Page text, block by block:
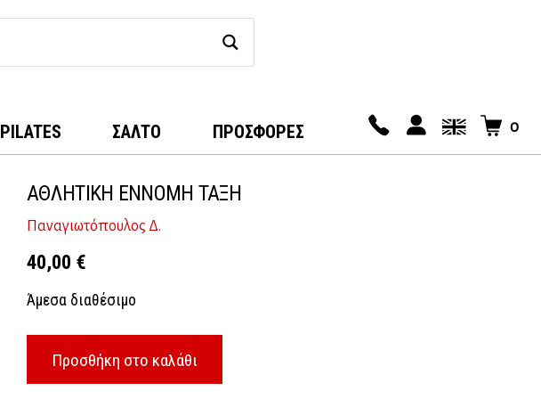
PILATES ΣΑΛΤΟ ΠΡΟΣΦΟΡΕΣ 0
ΑΘΛΗΤΙΚΗ ΕΝΝΟΜΗ ΤΑΞΗ
Παναγιωτόπουλος Δ.
40,00 €
Άμεσα διαθέσιμο
Προσθήκη στο καλάθι